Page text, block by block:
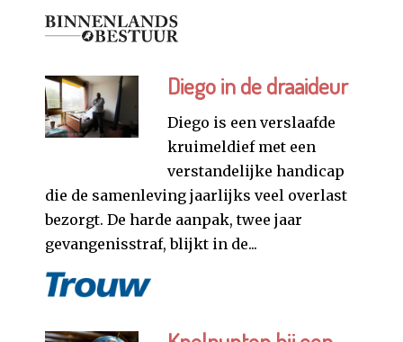
Diego in de draaideur
Diego is een verslaafde
kruimeldief met een
verstandelijke handicap
die de samenleving jaarlijks veel overlast
bezorgt. De harde aanpak, twee jaar
gevangenisstraf, blijkt in de...